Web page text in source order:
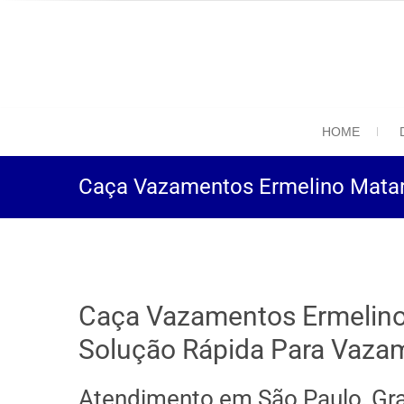
HOME
Caça Vazamentos Ermelino
Caça Vazamentos
Solução Rápida Para
Atendimento em São Paulo,